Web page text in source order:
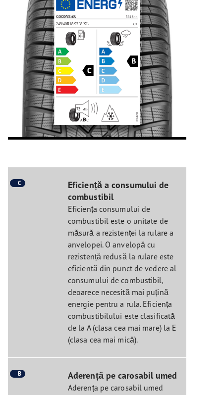
C
Eficiență a consumului de
combustibil
Eficiența consumului de
combustibil este o unitate de
măsură a rezistenței la rulare a
anvelopei. O anvelopă cu
rezistență redusă la rulare este
eficientă din punct de vedere al
consumului de combustibil,
deoarece necesită mai puțină
energie pentru a rula. Eficiența
combustibilului este clasificată
de la A (clasa cea mai mare) la E
(clasa cea mai mică).
B Aderență pe carosabil umed
Aderența pe carosabil umed